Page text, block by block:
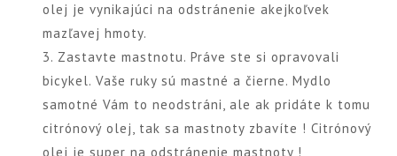
olej je vynikajúci na odstránenie akejkoľvek
mazľavej hmoty.
3. Zastavte mastnotu. Práve ste si opravovali
bicykel. Vaše ruky sú mastné a čierne. Mydlo
samotné Vám to neodstráni, ale ak pridáte k tomu
citrónový olej, tak sa mastnoty zbavíte ! Citrónový
olej je super na odstránenie mastnoty !